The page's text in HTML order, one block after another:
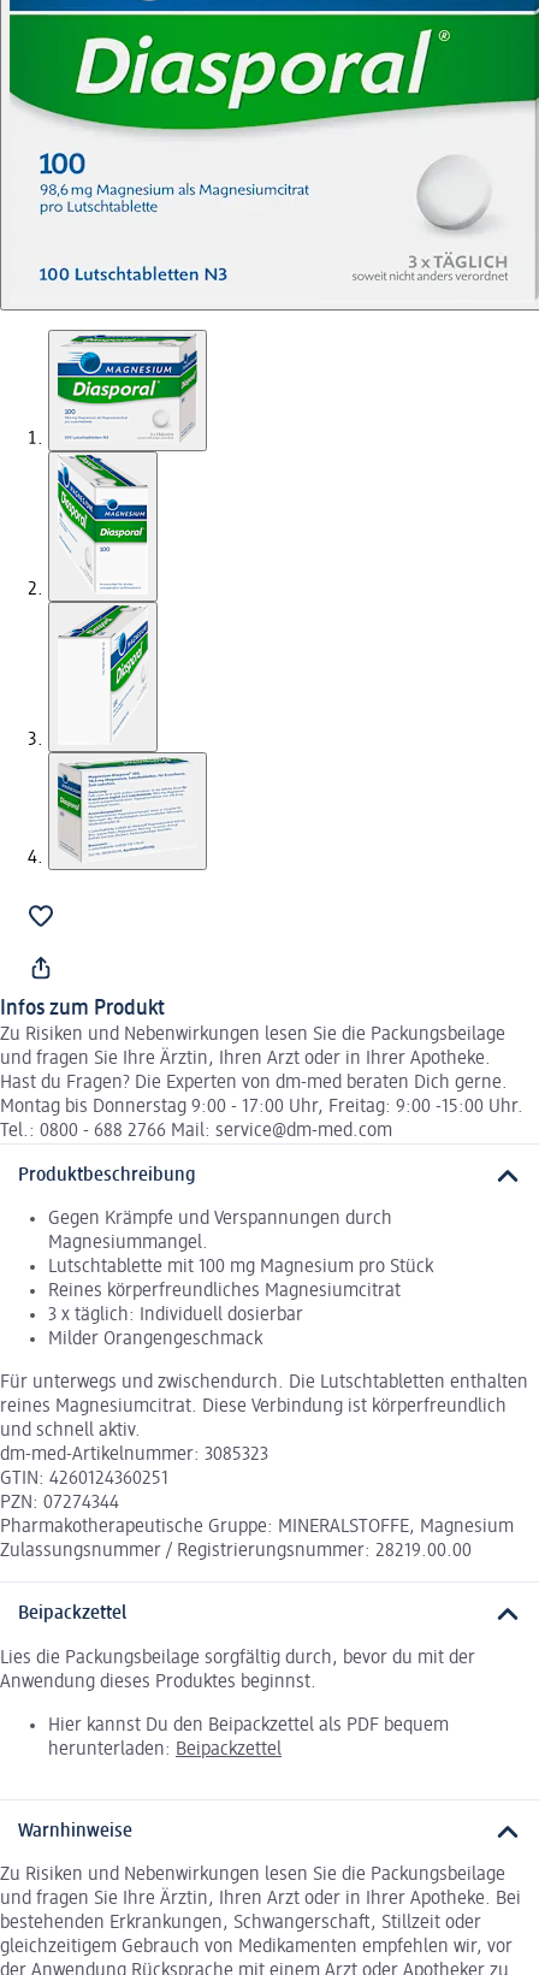
Infos zum Produkt
Zu Risiken und Nebenwirkungen lesen Sie die Packungsbeilage
und fragen Sie Ihre Ärztin, Ihren Arzt oder in Ihrer Apotheke.
Hast du Fragen? Die Experten von dm-med beraten Dich gerne.
Montag bis Donnerstag 9:00 - 17:00 Uhr, Freitag: 9:00 -15:00 Uhr.
Tel.: 0800 - 688 2766 Mail: service@dm-med.com
Produktbeschreibung
Gegen Krämpfe und Verspannungen durch
Magnesiummangel.
Lutschtablette mit 100 mg Magnesium pro Stück
Reines körperfreundliches Magnesiumcitrat
3 x täglich: Individuell dosierbar
Milder Orangengeschmack
Für unterwegs und zwischendurch. Die Lutschtabletten enthalten
reines Magnesiumcitrat. Diese Verbindung ist körperfreundlich
und schnell aktiv.
dm-med-Artikelnummer: 3085323
GTIN: 4260124360251
PZN: 07274344
Pharmakotherapeutische Gruppe: MINERALSTOFFE, Magnesium
Zulassungsnummer / Registrierungsnummer: 28219.00.00
Beipackzettel
Lies die Packungsbeilage sorgfältig durch, bevor du mit der
Anwendung dieses Produktes beginnst.
Hier kannst Du den Beipackzettel als PDF bequem
herunterladen: Beipackzettel
Warnhinweise
Zu Risiken und Nebenwirkungen lesen Sie die Packungsbeilage
und fragen Sie Ihre Ärztin, Ihren Arzt oder in Ihrer Apotheke. Bei
bestehenden Erkrankungen, Schwangerschaft, Stillzeit oder
gleichzeitigem Gebrauch von Medikamenten empfehlen wir, vor